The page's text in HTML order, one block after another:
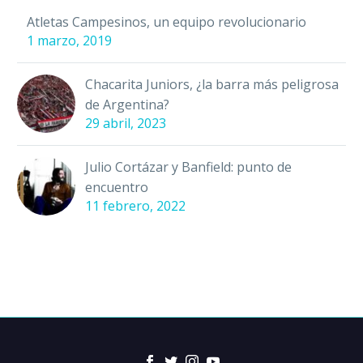
Atletas Campesinos, un equipo revolucionario
1 marzo, 2019
Chacarita Juniors, ¿la barra más peligrosa
de Argentina?
29 abril, 2023
Julio Cortázar y Banfield: punto de
encuentro
11 febrero, 2022